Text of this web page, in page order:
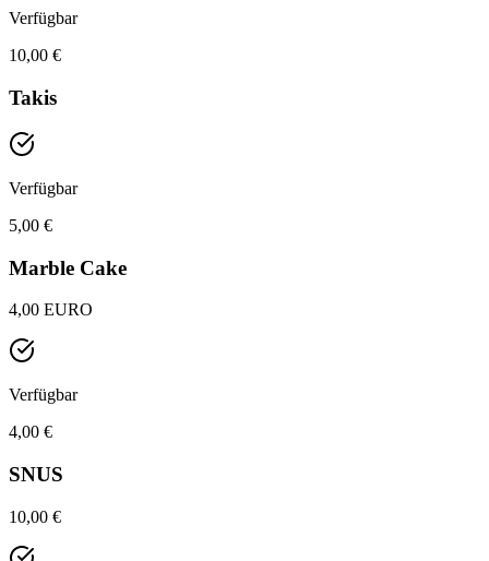
Verfügbar
10,00 €
Takis
Verfügbar
5,00 €
Marble Cake
4,00 EURO
Verfügbar
4,00 €
SNUS
10,00 €